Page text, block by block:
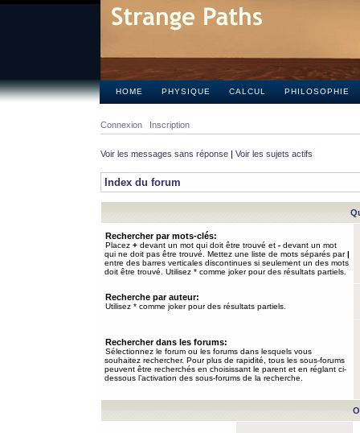
HOME PHYSIQUE CALCUL PHILOSOPHIE
Connexion Inscription
Voir les messages sans réponse | Voir les sujets actifs
Index du forum
Rechercher par mots-clés:
Placez + devant un mot qui doit être trouvé et - devant un mot
qui ne doit pas être trouvé. Mettez une liste de mots séparés par|
entre des barres verticales discontinues si seulement un des mots
doit être trouvé. Utilisez * comme joker pour des résultats partiels.
Recherche par auteur:
Utilisez * comme joker pour des résultats partiels.
Rechercher dans les forums:
Sélectionnez le forum ou les forums dans lesquels vous
souhaitez rechercher. Pour plus de rapidité, tous les sous-forums
peuvent être recherchés en choisissant le parent et en réglant ci-
dessous l’activation des sous-forums de la recherche.